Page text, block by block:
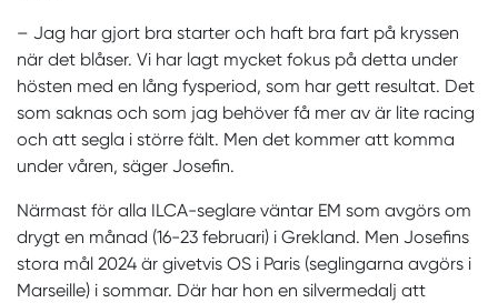
– Jag har gjort bra starter och haft bra fart på kryssen
när det blåser. Vi har lagt mycket fokus på detta under
hösten med en lång fysperiod, som har gett resultat. Det
som saknas och som jag behöver få mer av är lite racing
och att segla i större fält. Men det kommer att komma
under våren, säger Josefin.
Närmast för alla ILCA-seglare väntar EM som avgörs om
drygt en månad (16-23 februari) i Grekland. Men Josefins
stora mål 2024 är givetvis OS i Paris (seglingarna avgörs i
Marseille) i sommar. Där har hon en silvermedalj att